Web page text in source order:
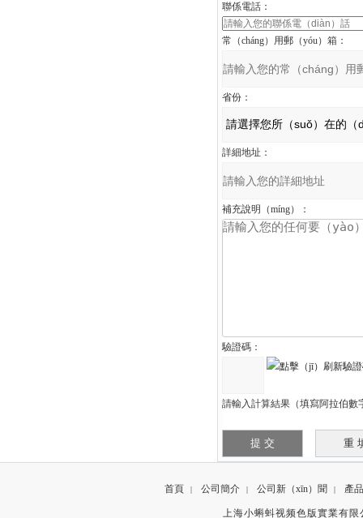
聯係電話：
常（cháng）用郵（yóu）箱：
省份：
詳細地址：
補充說明（míng）：
驗證碼：
請輸入計算結果（填寫阿拉伯數
首頁 | 公司簡介 | 公司新（xīn）聞 | 產
上海小蝌蚪视频色版實業有